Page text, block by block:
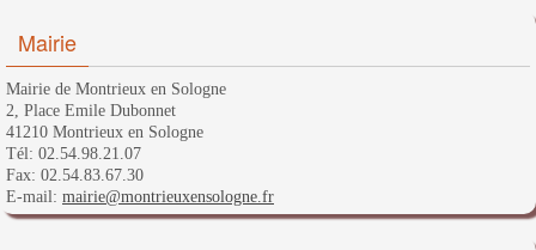
Mairie
Mairie de Montrieux en Sologne
2, Place Emile Dubonnet
41210 Montrieux en Sologne
Tél: 02.54.98.21.07
Fax: 02.54.83.67.30
E-mail: mairie@montrieuxensologne.fr